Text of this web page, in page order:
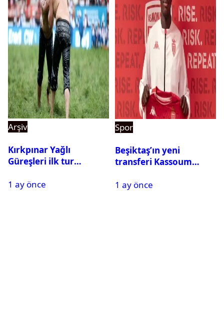
Arşiv
Kırkpınar Yağlı
Güreşleri ilk tur
2. tura geçen
1 ay önce
Spor
Beşiktaş’ın yeni
transferi Kassoum
gelecek? Resmi
1 ay önce